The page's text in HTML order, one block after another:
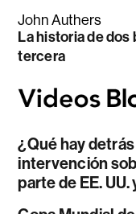
John Authers
La historia de dos
tercera
¿Qué hay
intervención
parte de EE. UU.